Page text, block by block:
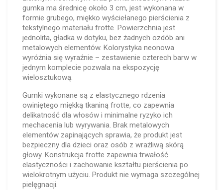
gumka ma średnicę około 3 cm, jest wykonana w
formie grubego, miękko wyściełanego pierścienia z
tekstylnego materiału frotte. Powierzchnia jest
jednolita, gładka w dotyku, bez żadnych ozdób ani
metalowych elementów. Kolorystyka neonowa
wyróżnia się wyraźnie – zestawienie czterech barw w
jednym komplecie pozwala na ekspozycję
wielosztukową.
Gumki wykonane są z elastycznego rdzenia
owiniętego miękką tkaniną frotte, co zapewnia
delikatność dla włosów i minimalne ryzyko ich
mechacenia lub wyrywania. Brak metalowych
elementów zapinających sprawia, że produkt jest
bezpieczny dla dzieci oraz osób z wrażliwą skórą
głowy. Konstrukcja frotte zapewnia trwałość
elastyczności i zachowanie kształtu pierścienia po
wielokrotnym użyciu. Produkt nie wymaga szczególnej
pielęgnacji.